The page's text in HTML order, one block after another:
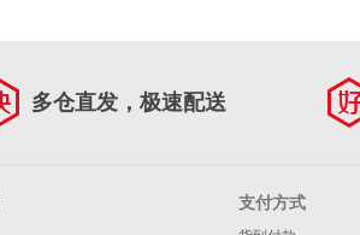
多仓直发，极速配送
支付方式